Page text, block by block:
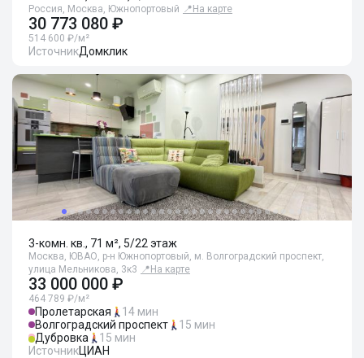
Россия, Москва, Южнопортовый 📍 На карте
30 773 080 ₽
514 600 ₽/м²
ИсточникДомклик
3-комн. кв., 71 м², 5/22 этаж
Москва, ЮВАО, р-н Южнопортовый, м. Волгоградский проспект,
улица Мельникова, 3к3 📍 На карте
33 000 000 ₽
464 789 ₽/м²
Пролетарская
14 мин
Волгоградский проспект
15 мин
Дубровка
15 мин
ИсточникЦИАН